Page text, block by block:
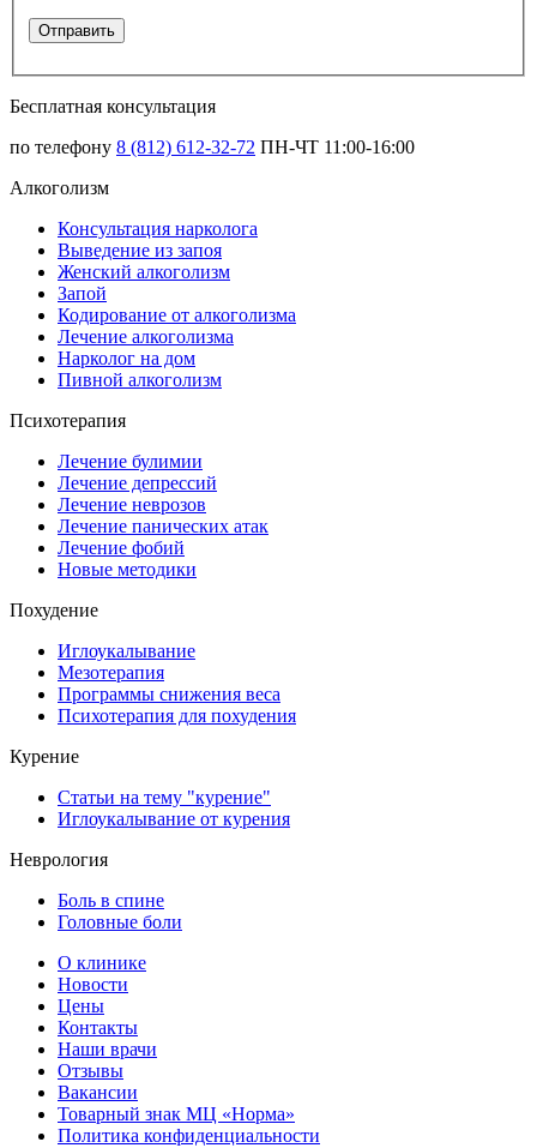
Бесплатная консультация
по телефону 8 (812) 612-32-72 ПН-ЧТ 11:00-16:00
Алкоголизм
Консультация нарколога
Выведение из запоя
Женский алкоголизм
Запой
Кодирование от алкоголизма
Лечение алкоголизма
Нарколог на дом
Пивной алкоголизм
Психотерапия
Лечение булимии
Лечение депрессий
Лечение неврозов
Лечение панических атак
Лечение фобий
Новые методики
Похудение
Иглоукалывание
Мезотерапия
Программы снижения веса
Психотерапия для похудения
Курение
Статьи на тему "курение"
Иглоукалывание от курения
Неврология
Боль в спине
Головные боли
О клинике
Новости
Цены
Контакты
Наши врачи
Отзывы
Вакансии
Товарный знак МЦ «Норма»
Политика конфиденциальности